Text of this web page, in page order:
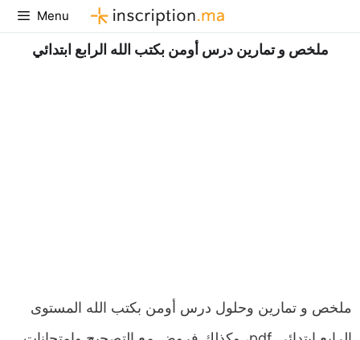
Aller
au
contenu
Menu
ملخص و تمارين درس أومن بكتب الله الرابع ابتدائي
ملخص و تمارين وحلول درس أومن بكتب الله المستوى